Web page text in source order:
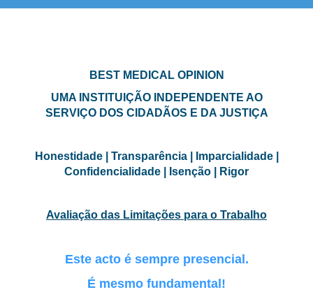
BEST MEDICAL OPINION
UMA INSTITUIÇÃO INDEPENDENTE AO
SERVIÇO DOS CIDADÃOS E DA JUSTIÇA
Honestidade | Transparência | Imparcialidade |
Confidencialidade | Isenção | Rigor
Avaliação das Limitações para o Trabalho
Este acto é sempre presencial.
É mesmo fundamental!